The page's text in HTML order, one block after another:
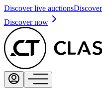
Discover live auctions
Discover now